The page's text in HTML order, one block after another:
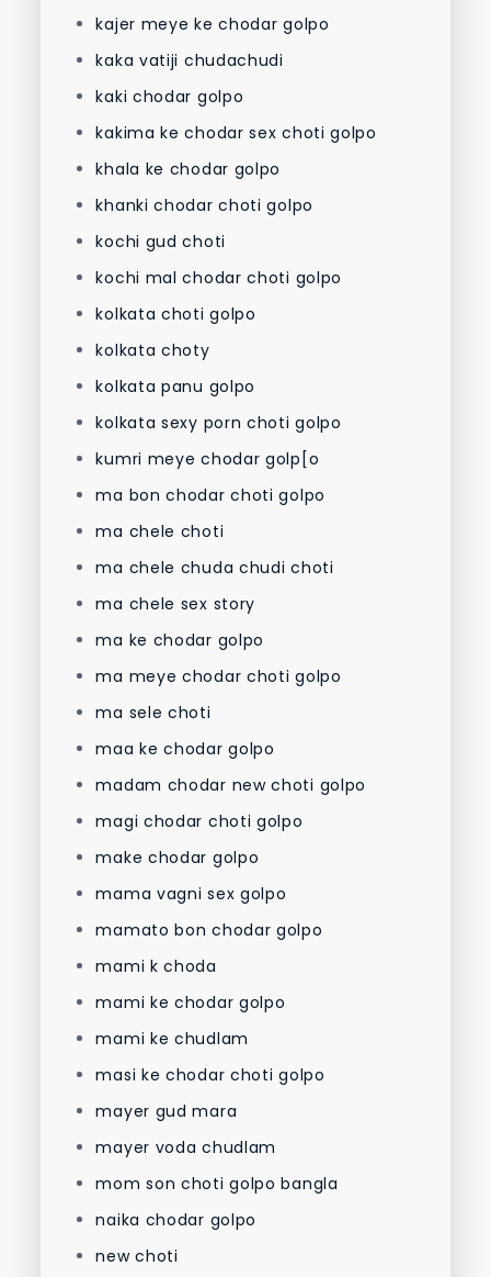
kajer meye ke chodar golpo
kaka vatiji chudachudi
kaki chodar golpo
kakima ke chodar sex choti golpo
khala ke chodar golpo
khanki chodar choti golpo
kochi gud choti
kochi mal chodar choti golpo
kolkata choti golpo
kolkata choty
kolkata panu golpo
kolkata sexy porn choti golpo
kumri meye chodar golp[o
ma bon chodar choti golpo
ma chele choti
ma chele chuda chudi choti
ma chele sex story
ma ke chodar golpo
ma meye chodar choti golpo
ma sele choti
maa ke chodar golpo
madam chodar new choti golpo
magi chodar choti golpo
make chodar golpo
mama vagni sex golpo
mamato bon chodar golpo
mami k choda
mami ke chodar golpo
mami ke chudlam
masi ke chodar choti golpo
mayer gud mara
mayer voda chudlam
mom son choti golpo bangla
naika chodar golpo
new choti